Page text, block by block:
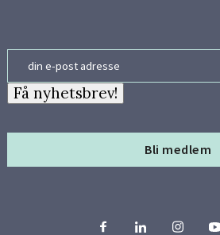
Bli medlem
Få nyhetsbrev!